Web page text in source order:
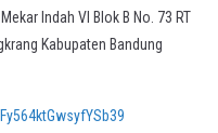
Indah VI Blok B No. 73 RT
Kabupaten Bandung